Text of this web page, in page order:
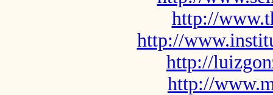
http://
http://
http://
http://